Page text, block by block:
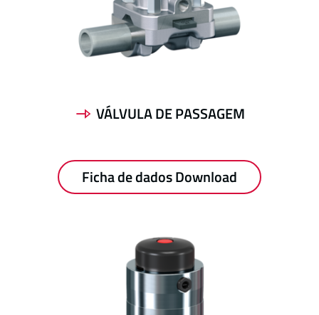
VÁLVULA DE PASSAGEM
Ficha de dados Download